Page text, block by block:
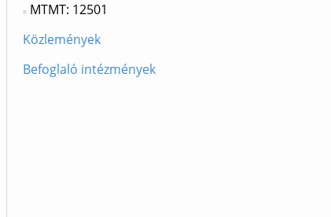
MTMT: 12501
Közlemények
Befoglaló intézmények